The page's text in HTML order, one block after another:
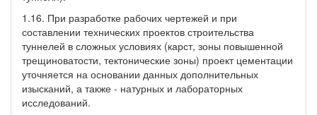
1.16. При разработке рабочих чертежей и при
составлении технических проектов строительства
туннелей в сложных условиях (карст, зоны повышенной
трещиноватости, тектонические зоны) проект цементации
уточняется на основании данных дополнительных
изысканий, а также - натурных и лабораторных
исследований.